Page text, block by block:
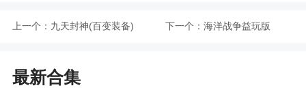
5、畅玩捕鱼，等级不断升级。
7、不要恋战,见好就收。中国有句古话:“十赌九
上一个： 九天封神(百变装备) 下一个： 海洋战争益玩版
最新合集